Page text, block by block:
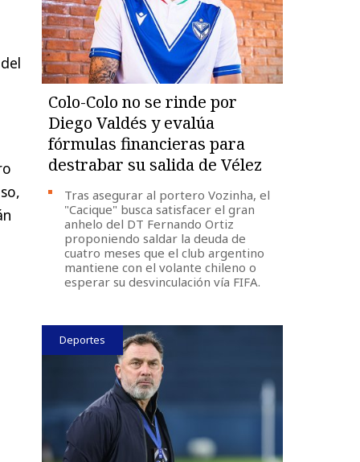
Colo-Colo no se rinde por
Diego Valdés y evalúa
fórmulas financieras para
destrabar su salida de Vélez
Tras asegurar al portero Vozinha, el
"Cacique" busca satisfacer el gran
anhelo del DT Fernando Ortiz
proponiendo saldar la deuda de
cuatro meses que el club argentino
mantiene con el volante chileno o
esperar su desvinculación vía FIFA.
Deportes